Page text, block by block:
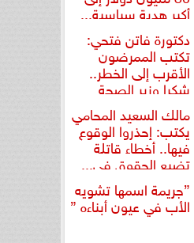
أكبر هدية سياسية...
دكتورة فاتن فتحي:
تكتب الممرضون
الأقرب إلى الخطر..
شكرا وزير الصحة
مالك السعيد المحامي
يكتب: إحذروا الوقوع
فيها.. أخطاء قاتلة
تضيع الحقوق في...
”جريمة اسمها تشويه
الأب في عيون أبناءه ”